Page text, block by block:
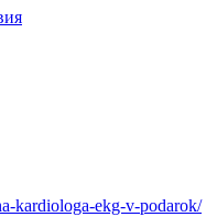
kardiologa-ekg-v-podarok/